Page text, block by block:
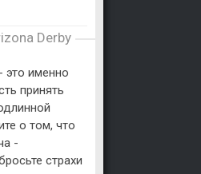
Derby
это именно
принять
о том, что
-
страхи